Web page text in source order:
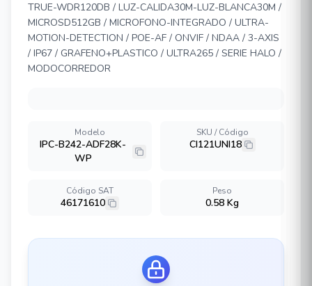
TRUE-WDR120DB / LUZ-CALIDA30M-LUZ-BLANCA30M /
MICROSD512GB / MICROFONO-INTEGRADO / ULTRA-
MOTION-DETECTION / POE-AF / ONVIF / NDAA / 3-AXIS
/ IP67 / GRAFENO+PLASTICO / ULTRA265 / SERIE HALO /
MODOCORREDOR
Modelo
IPC-B242-ADF28K-
WP
SKU / Código
CI121UNI18
Código SAT
46171610
Peso
0.58 Kg